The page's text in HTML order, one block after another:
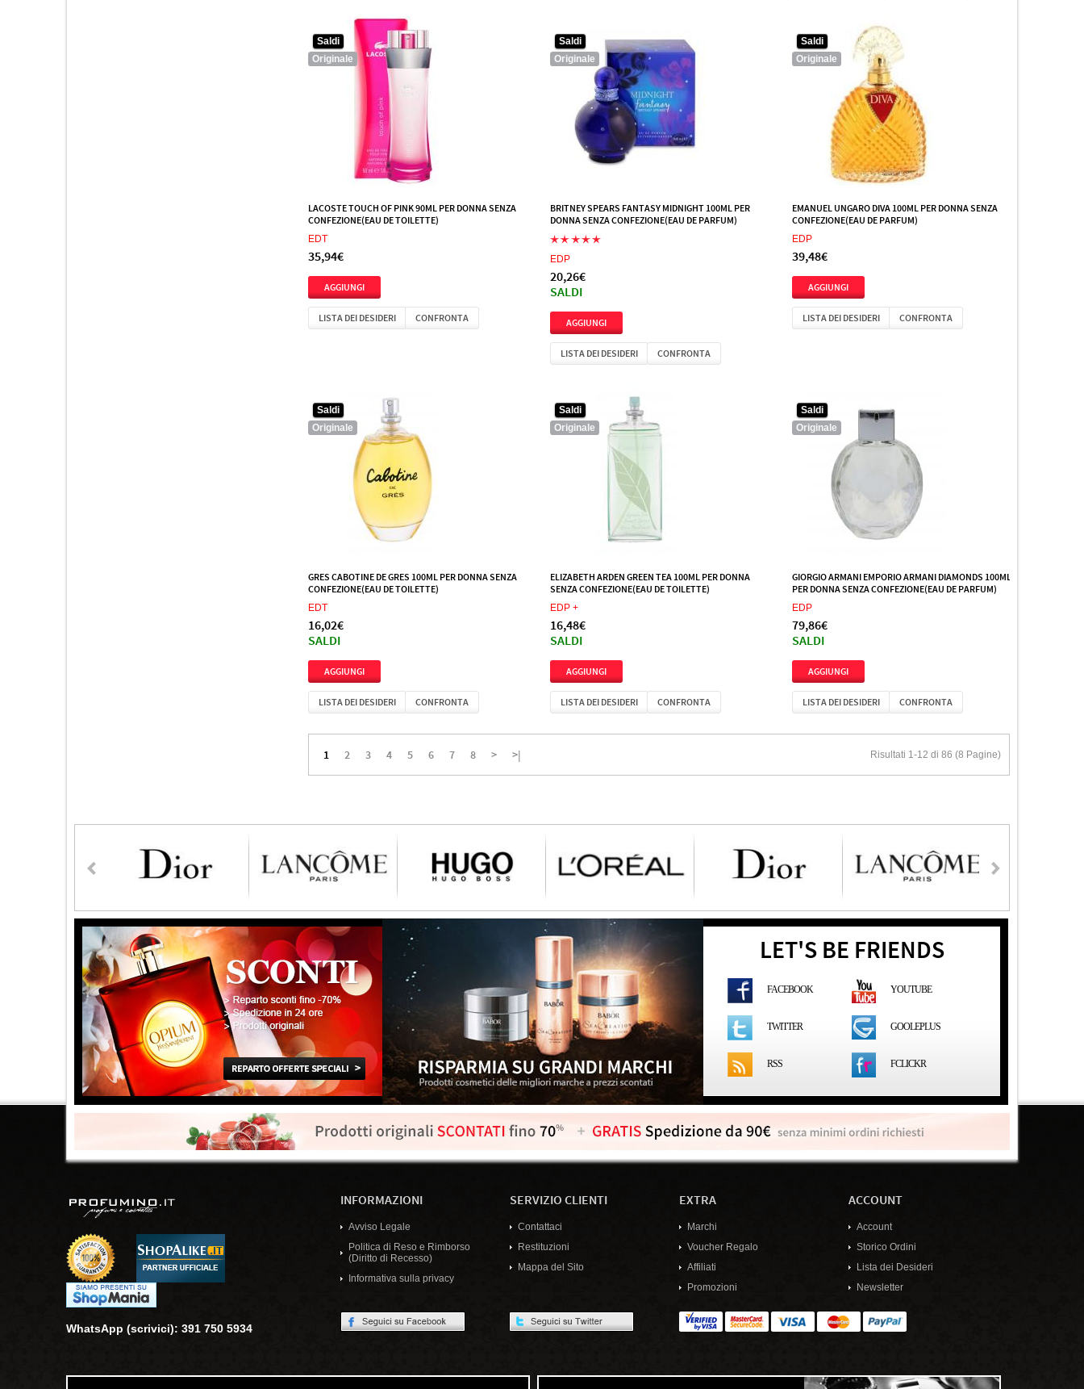
Saldi
Originale
LACOSTE TOUCH OF PINK 90ML PER DONNA SENZA
CONFEZIONE(EAU DE TOILETTE)
EDT
35,94€
LISTA DEI DESIDERI CONFRONTA
Saldi
Originale
BRITNEY SPEARS FANTASY MIDNIGHT 100ML PER
DONNA SENZA CONFEZIONE(EAU DE PARFUM)
EDP
20,26€
SALDI
LISTA DEI DESIDERI CONFRONTA
Saldi
Originale
EMANUEL UNGARO DIVA 100ML PER DONNA SENZA
CONFEZIONE(EAU DE PARFUM)
EDP
39,48€
LISTA DEI DESIDERI CONFRONTA
Saldi
Originale
GRES CABOTINE DE GRES 100ML PER DONNA SENZA
CONFEZIONE(EAU DE TOILETTE)
EDT
16,02€
SALDI
LISTA DEI DESIDERI CONFRONTA
Saldi
Originale
ELIZABETH ARDEN GREEN TEA 100ML PER DONNA
SENZA CONFEZIONE(EAU DE TOILETTE)
EDP +
16,48€
SALDI
LISTA DEI DESIDERI CONFRONTA
Saldi
Originale
GIORGIO ARMANI EMPORIO ARMANI DIAMONDS 100ML
PER DONNA SENZA CONFEZIONE(EAU DE PARFUM)
EDP
79,86€
SALDI
LISTA DEI DESIDERI CONFRONTA
1 2 3 4 5 6 7 8 > >| Risultati 1-12 di 86 (8 Pagine)
LET'S BE FRIENDS
FACEBOOK YOUTUBE
TWITTER GOOLEPLUS
RSS FCLICKR
WhatsApp (scrivici): 391 750 5934
INFORMAZIONI
Avviso Legale
Politica di Reso e Rimborso
(Diritto di Recesso)
Informativa sulla privacy
SERVIZIO CLIENTI
Contattaci
Restituzioni
Mappa del Sito
EXTRA
Marchi
Voucher Regalo
Affiliati
Promozioni
ACCOUNT
Account
Storico Ordini
Lista dei Desideri
Newsletter